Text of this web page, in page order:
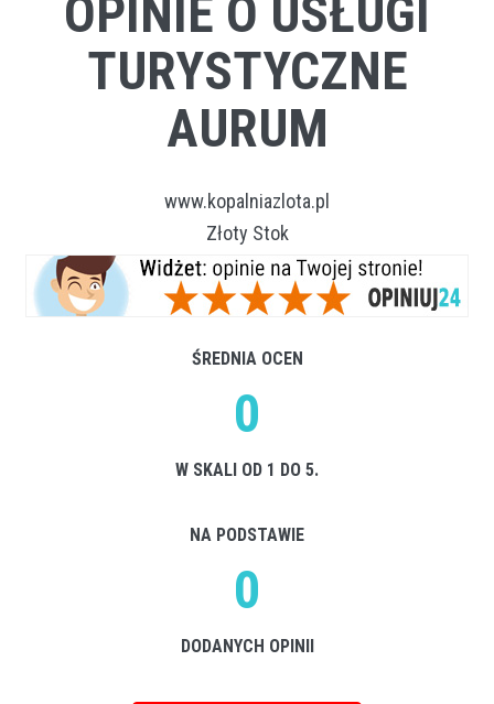
OPINIE O USŁUGI
TURYSTYCZNE
AURUM
www.kopalniazlota.pl
Złoty Stok
ŚREDNIA OCEN
0
W SKALI OD 1 DO 5.
NA PODSTAWIE
0
DODANYCH OPINII